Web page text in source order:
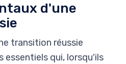
d'une
transition réussie
essentiels qui, lorsqu'ils